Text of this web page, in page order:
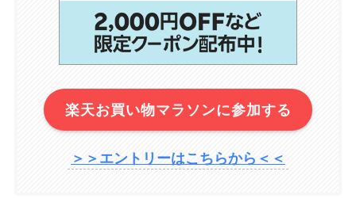
楽天お買い物マラソンに参加する
＞＞エントリーはこちらから＜＜